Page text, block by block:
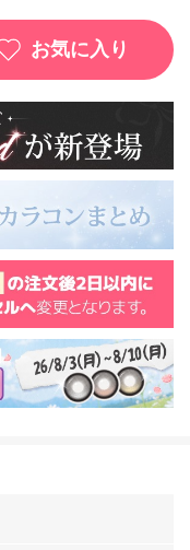
お気に入り